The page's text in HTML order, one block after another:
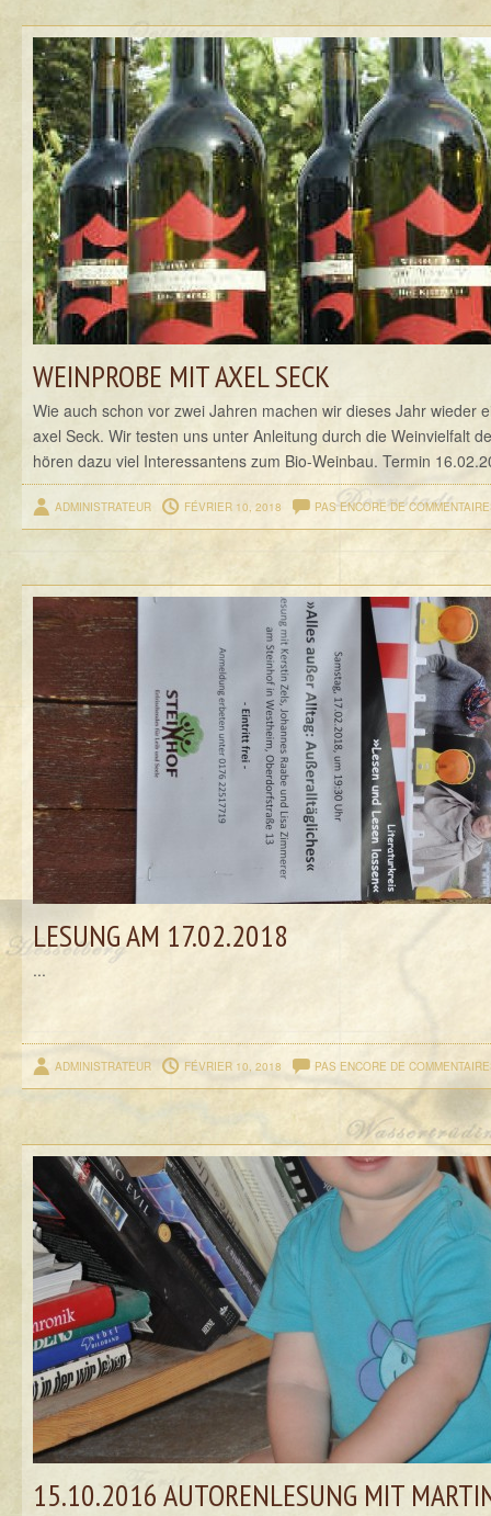
WEINPROBE MIT AXEL SECK
Wie auch schon vor zwei Jahren machen wir dieses Jahr wieder
axel Seck. Wir testen uns unter Anleitung durch die Weinvielfalt
hören dazu viel Interessantens zum Bio-Weinbau. Termin
ADMINISTRATEUR FÉVRIER 10, 2018 PAS ENCORE DE
LESUNG AM 17.02.2018
...
ADMINISTRATEUR FÉVRIER 10, 2018 PAS ENCORE DE
15.10.2016 AUTORENLESUNG MIT